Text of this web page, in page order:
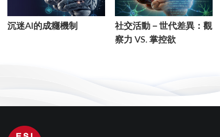
沉迷AI的成癮機制
社交活動－世代差異：觀
察力 VS. 掌控欲